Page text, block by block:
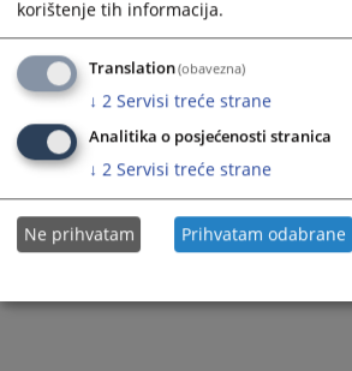
korištenje tih informacija.
Translation(obavezna)
↓ 2 Servisi treće strane
Analitika o posjećenosti stranica
↓ 2 Servisi treće strane
Ne prihvatam Prihvatam odabrane